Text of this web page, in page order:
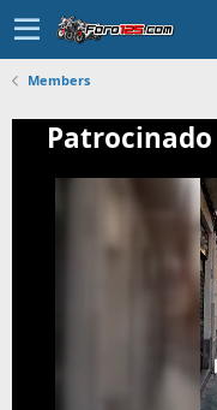
Members